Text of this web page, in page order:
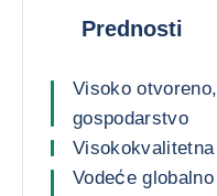
Prednosti
Visoko
gospodarstvo
Vodeće